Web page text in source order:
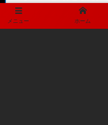
メニュー ホーム